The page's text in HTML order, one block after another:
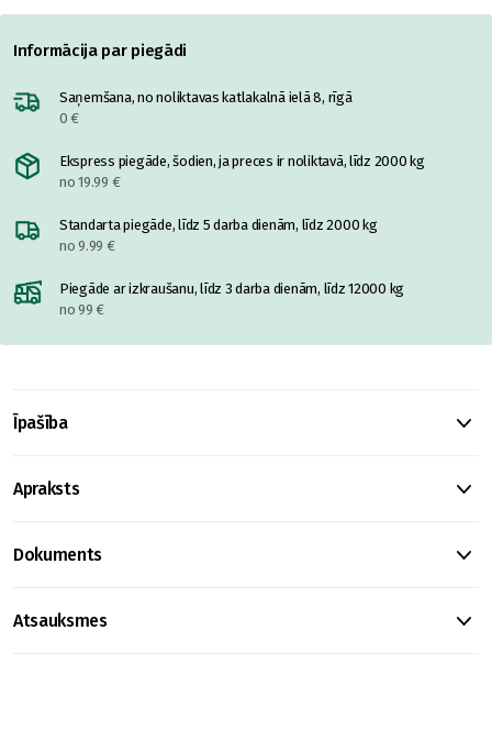
Informācija par piegādi
Saņemšana, no noliktavas katlakalnā ielā 8, rīgā
0 €
Ekspress piegāde, šodien, ja preces ir noliktavā, līdz 2000 kg
no 19.99 €
Standarta piegāde, līdz 5 darba dienām, līdz 2000 kg
no 9.99 €
Piegāde ar izkraušanu, līdz 3 darba dienām, līdz 12000 kg
no 99 €
Īpašība
Apraksts
Dokuments
Atsauksmes